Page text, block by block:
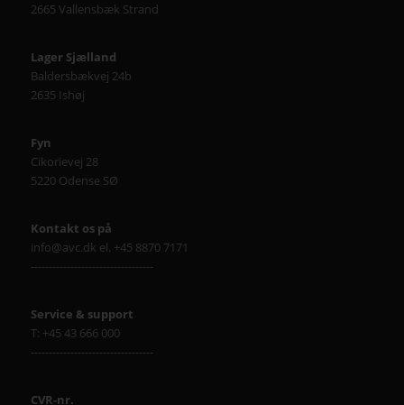
2665 Vallensbæk Strand
Lager Sjælland
Baldersbækvej 24b
2635 Ishøj
Fyn
Cikorievej 28
5220 Odense SØ
Kontakt os på
info@avc.dk el. +45 8870 7171
----------------------------------
Service & support
T: +45 43 666 000
----------------------------------
CVR-nr.